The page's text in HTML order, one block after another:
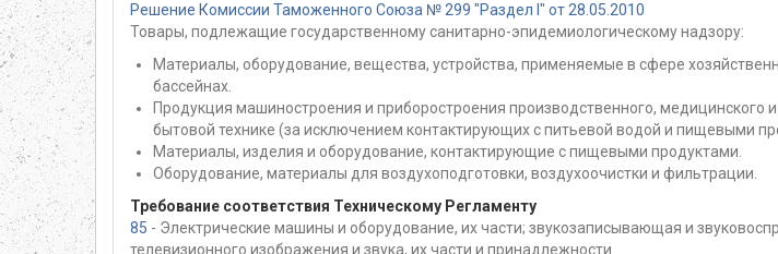
Решение Комиссии Таможенного Союза № 299 "Раздел I" от 28.05.2010
Товары, подлежащие государственному санитарно-эпидемиологическому надзору:
Материалы, оборудование, вещества, устройства, применяемые в сфере
бассейнах.
Продукция машиностроения и приборостроения производственного, медицинского
бытовой технике (за исключением контактирующих с питьевой водой и пищевыми
Материалы, изделия и оборудование, контактирующие с пищевыми продуктами.
Оборудование, материалы для воздухоподготовки, воздухоочистки и фильтрации.
Требование соответствия Техническому Регламенту
85 - Электрические машины и оборудование, их части; звукозаписывающая и
телевизионного изображения и звука, их части и принадлежности